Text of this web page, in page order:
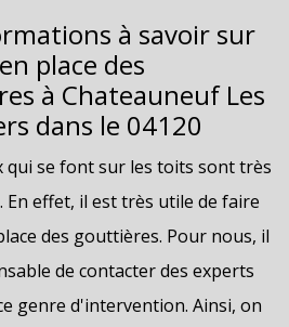
à savoir sur
place des
à Chateauneuf Les
dans le 04120
qui se font sur les toits sont très
En effet, il est très utile de faire
des gouttières. Pour nous, il
de contacter des experts
genre d'intervention. Ainsi, on